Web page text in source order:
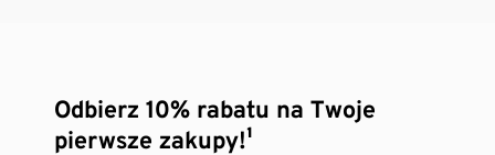
Odbierz 10% rabatu na Twoje
pierwsze zakupy!¹